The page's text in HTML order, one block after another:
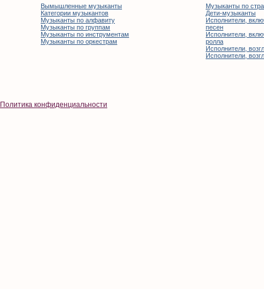
Вымышленные музыканты
Категории музыкантов
Музыканты по алфавиту
Музыканты по группам
Музыканты по инструментам
Музыканты по оркестрам
Музыканты по
Дети-музыканты
Исполнители,
песен
Исполнители,
ролла
Исполнители,
Исполнители,
Политика конфиденциальности